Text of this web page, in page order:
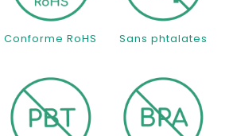
Conforme RoHS Sans phtalates